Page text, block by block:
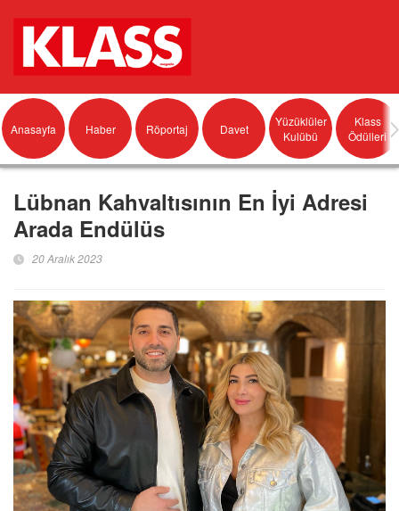
Anasayfa Haber Röportaj Davet
Yüzüklüler
Kulübü
Klass
Ödülleri
Lübnan Kahvaltısının En İyi Adresi
Arada Endülüs
20 Aralık 2023